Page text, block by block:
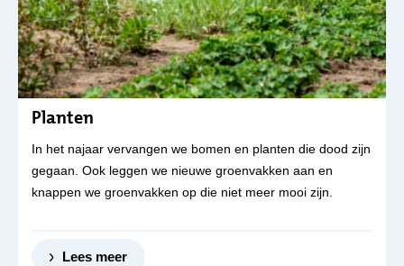
Planten
In het najaar vervangen we bomen en planten die dood zijn
gegaan. Ook leggen we nieuwe groenvakken aan en
knappen we groenvakken op die niet meer mooi zijn.
Lees meer